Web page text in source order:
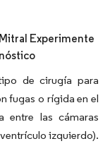
Experimente
de cirugía para
fugas o rígida en el
entre las cámaras
izquierdo).